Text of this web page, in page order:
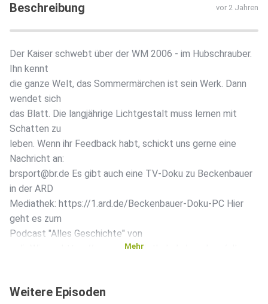
Beschreibung vor 2 Jahren
Der Kaiser schwebt über der WM 2006 - im Hubschrauber.
Ihn kennt
die ganze Welt, das Sommermärchen ist sein Werk. Dann
wendet sich
das Blatt. Die langjährige Lichtgestalt muss lernen mit
Schatten zu
leben. Wenn ihr Feedback habt, schickt uns gerne eine
Nachricht an:
brsport@br.de Es gibt auch eine TV-Doku zu Beckenbauer
in der ARD
Mediathek: https://1.ard.de/Beckenbauer-Doku-PC Hier
geht es zum
Podcast "Alles Geschichte" von
radioWissen:https://www.ardaudiothek.de/sendung/alles-
Liebe zum
Mehr
Weitere Episoden